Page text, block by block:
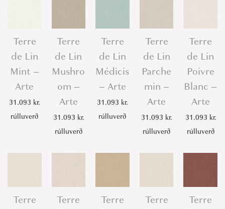
Terre
de Lin
Mint –
Arte
31.093 kr.
rúlluverð
Terre
de Lin
Mushro
om –
Arte
31.093 kr.
rúlluverð
Terre
de Lin
Médicis
– Arte
31.093 kr.
rúlluverð
Terre
de Lin
Parche
min –
Arte
31.093 kr.
rúlluverð
Terre
de Lin
Poivre
Blanc –
Arte
31.093 kr.
rúlluverð
Terre
Terre
Terre
Terre
Terre